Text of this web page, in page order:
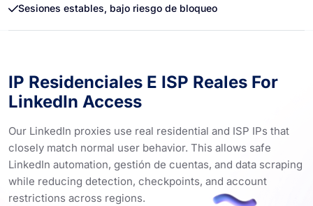
Sesiones estables, bajo riesgo de bloqueo
IP Residenciales E ISP Reales For
LinkedIn Access
Our LinkedIn proxies use real residential and ISP IPs that
closely match normal user behavior. This allows safe
LinkedIn automation, gestión de cuentas, and data scraping
while reducing detection, checkpoints, and account
restrictions across regions.